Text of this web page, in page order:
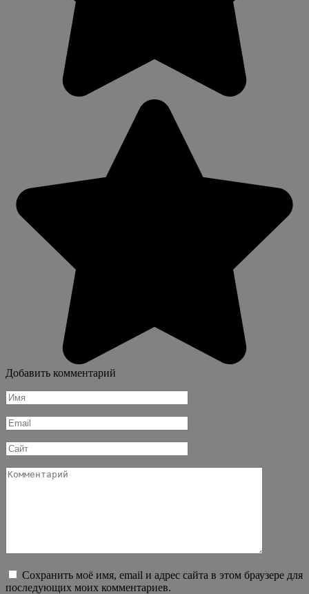
Добавить комментарий
Имя
*
Email
*
Сайт
Комментарий
Сохранить моё имя, email и адрес сайта в этом браузере для
последующих моих комментариев.